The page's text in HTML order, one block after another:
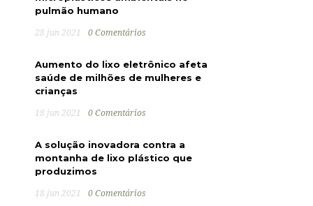
pulmão humano
28 jun 2021 0 Comentários
Aumento do lixo eletrônico afeta
saúde de milhões de mulheres e
crianças
18 jun 2021 0 Comentários
A solução inovadora contra a
montanha de lixo plástico que
produzimos
18 jun 2021 0 Comentários